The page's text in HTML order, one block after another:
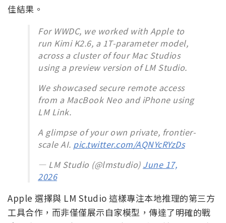
佳結果。
For WWDC, we worked with Apple to
run Kimi K2.6, a 1T-parameter model,
across a cluster of four Mac Studios
using a preview version of LM Studio.
We showcased secure remote access
from a MacBook Neo and iPhone using
LM Link.
A glimpse of your own private, frontier-
scale AI. pic.twitter.com/AQNYcRYzDs
— LM Studio (@lmstudio) June 17,
2026
Apple 選擇與 LM Studio 這樣專注本地推理的第三方
工具合作，而非僅僅展示自家模型，傳達了明確的戰